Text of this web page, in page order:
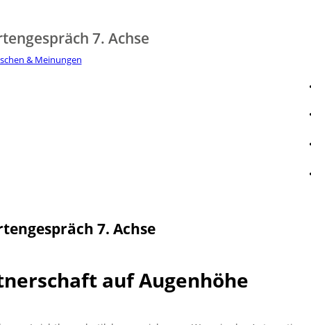
7. Achse
& Meinungen
7. Achse
auf Augenhöhe